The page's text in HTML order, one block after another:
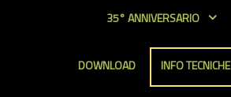
35° ANNIVERSARIO
DOWNLOAD INFO TECNICHE